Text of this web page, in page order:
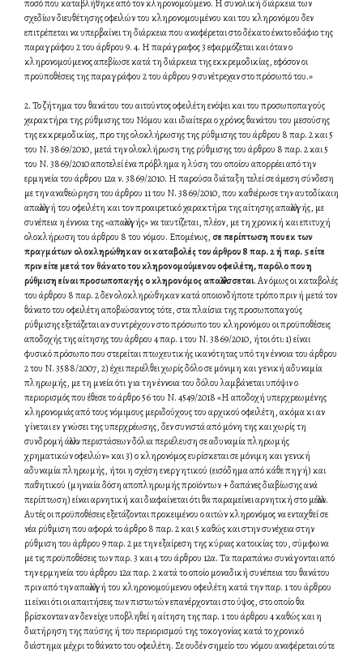
ποσό που καταβλήθηκε από τον κληρονομούμενο. Η συνολική διάρκεια των
σχεδίων διευθέτησης οφειλών του κληρονομουμένου και του κληρονόμου δεν
επιτρέπεται να υπερβαίνει τη διάρκεια που αναφέρεται στο δέκατο ένατο εδάφιο της
παραγράφου 2 του άρθρου 9. 4. Η παράγραφος 3 εφαρμόζεται και όταν ο
κληρονομούμενος απεβίωσε κατά τη διάρκεια της εκκρεμοδικίας, εφόσον οι
προϋποθέσεις της παραγράφου 2 του άρθρου 9 συνέτρεχαν στο πρόσωπό του.»
2. Το ζήτημα του θανάτου του αιτούντος οφειλέτη ενόψει και του προσωποπαγούς
χαρακτήρα της ρύθμισης του Νόμου και ιδιαίτερα ο χρόνος θανάτου του μεσούσης
της εκκρεμοδικίας, προ της ολοκλήρωσης της ρύθμισης του άρθρου 8 παρ. 2 και 5
του Ν. 3869/2010, μετά την ολοκλήρωση της ρύθμισης του άρθρου 8 παρ. 2 και 5
του Ν. 3869/2010 αποτελεί ένα πρόβλημα η λύση του οποίου απορρέει από την
ερμηνεία του άρθρου 12α ν. 3869/2010. Η παρούσα διάταξη τελεί σε άμεση σύνδεση
με την αναθεώρηση του άρθρου 11 του Ν. 3869/2010, που καθιέρωσε την αυτοδίκαιη
απαλλαγή του οφειλέτη και τον προαιρετικό χαρακτήρα της αίτησης απαλλαγής, με
συνέπεια η έννοια της «απαλλαγής» να ταυτίζεται, πλέον, με τη χρονική και επιτυχή
ολοκλήρωση του άρθρου 8 του νόμου. Επομένως,σε περίπτωση που εκ των
πραγμάτων ολοκληρώθηκαν οι καταβολές του άρθρου 8 παρ. 2 ή παρ. 5 είτε
πριν είτε μετά τον θάνατο του κληρονομούμενου οφειλέτη, παρόλο που η
ρύθμιση είναι προσωποπαγής ο κληρονόμος απαλλάσσεται. Αν όμως οι καταβολές
του άρθρου 8 παρ. 2 δεν ολοκληρώθηκαν κατά οποιονδήποτε τρόπο πριν ή μετά τον
θάνατο του οφειλέτη αποβιώσαντος τότε, στα πλαίσια της προσωποπαγούς
ρύθμισης εξετάζεται αν συντρέχουν στο πρόσωπο του κληρονόμου οι προϋποθέσεις
αποδοχής της αίτησης του άρθρου 4 παρ. 1 του Ν. 3869/2010, ήτοι ότι: 1) είναι
φυσικό πρόσωπο που στερείται πτωχευτικής ικανότητας υπό την έννοια του άρθρου
2 του Ν. 3588/2007, 2) έχει περιέλθει χωρίς δόλο σε μόνιμη και γενική αδυναμία
πληρωμής, με τη μνεία ότι για την έννοια του δόλου λαμβάνεται υπόψιν ο
περιορισμός που έθεσε το άρθρο 56 του Ν. 4549/2018 «Η αποδοχή υπερχρεωμένης
κληρονομιάς από τους νόμιμους μεριδούχους του αρχικού οφειλέτη, ακόμα κι αν
γίνεται εν γνώσει της υπερχρέωσης, δεν συνιστά από μόνη της και χωρίς τη
συνδρομή άλλων περιστάσεων δόλια περιέλευση σε αδυναμία πληρωμής
χρηματικών οφειλών» και 3) ο κληρονόμος ευρίσκεται σε μόνιμη και γενική
αδυναμία πληρωμής, ήτοι η σχέση ενεργητικού (εισόδημα από κάθε πηγή) και
παθητικού (μηνιαία δόση αποπληρωμής προϊόντων + δαπάνες διαβίωσης ανά
περίπτωση) είναι αρνητική και διαφαίνεται ότι θα παραμείνει αρνητική στο μέλλον.
Αυτές οι προϋποθέσεις εξετάζονται προκειμένου ο αιτών κληρονόμος να ενταχθεί σε
νέα ρύθμιση που αφορά το άρθρο 8 παρ. 2 και 5 καθώς και στην συνέχεια στην
ρύθμιση του άρθρου 9 παρ. 2 με την εξαίρεση της κύριας κατοικίας του, σύμφωνα
με τις προϋποθέσεις των παρ. 3 και 4 του άρθρου 12α. Τα παραπάνω συνάγονται από
την ερμηνεία του άρθρου 12α παρ. 2 κατά το οποίο μοναδική συνέπεια του θανάτου
πριν από την απαλλαγή του κληρονομούμενου οφειλέτη κατά την παρ. 1 του άρθρου
11 είναι ότι οι απαιτήσεις των πιστωτών επανέρχονται στο ύψος, στο οποίο θα
βρίσκονταν αν δεν είχε υποβληθεί η αίτηση της παρ. 1 του άρθρου 4 καθώς και η
διατήρηση της παύσης ή του περιορισμού της τοκογονίας κατά το χρονικό
διάστημα μέχρι το θάνατο του οφειλέτη. Σε ουδέν σημείο του νόμου αναφέρεται ούτε